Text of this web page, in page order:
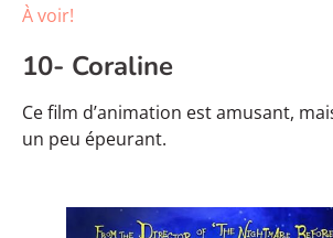
À voir!
10- Coraline
Ce film d’animation est amusant,
un peu épeurant.